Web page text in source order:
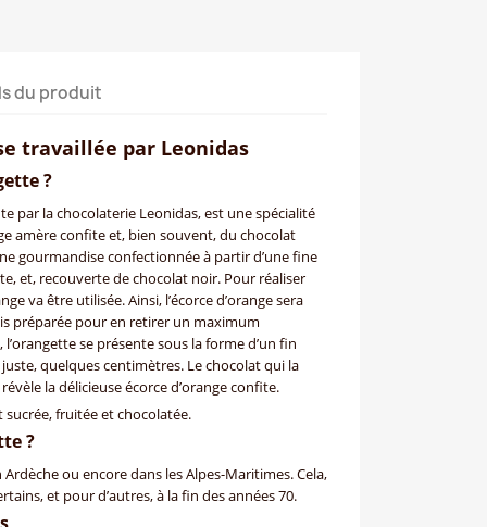
du produit
travaillée par Leonidas
?
par la chocolaterie Leonidas, est une spécialité
amère confite et, bien souvent, du chocolat
gourmandise confectionnée à partir d’une fine
et, recouverte de chocolat noir. Pour réaliser
va être utilisée. Ainsi, l’écorce d’orange sera
préparée pour en retirer un maximum
se présente sous la forme d’un fin
quelques centimètres. Le chocolat qui la
la délicieuse écorce d’orange confite.
sucrée, fruitée et chocolatée.
?
ou encore dans les Alpes-Maritimes. Cela,
et pour d’autres, à la fin des années 70.